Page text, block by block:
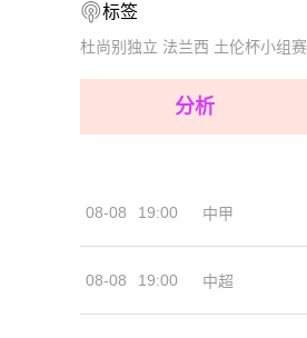
2026-08-17 【澳维
2026-08-17 【澳维
2026-08-17 【澳维
2026-08-17 【澳维
2026-08-17 【澳维
标签
杜尚别独立 法兰西 土伦杯小组
分析
08-08 19:00 中甲
08-08 19:00 中超